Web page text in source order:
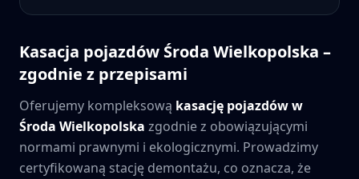
Kasacja pojazdów Środa Wielkopolska –
zgodnie z przepisami
Oferujemy kompleksową kasację pojazdów w
Środa Wielkopolska zgodnie z obowiązującymi
normami prawnymi i ekologicznymi. Prowadzimy
certyfikowaną stację demontażu, co oznacza, że